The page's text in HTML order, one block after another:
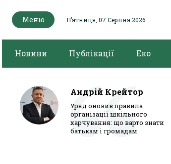
Меню Пʼятниця, 07 Серпня 2026
Новини Публікації Еко
Андрій Крейтор
Уряд оновив правила
організації шкільного
харчування: що варто знати
батькам і громадам